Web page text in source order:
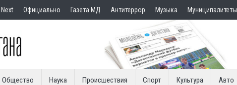
Официально Газета МД Антитеррор Музыка Муниципалитеты
Общество Наука Происшествия Спорт Культура Авто